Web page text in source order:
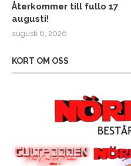
Återkommer till fullo 17
augusti!
augusti 6, 2026
KORT OM OSS